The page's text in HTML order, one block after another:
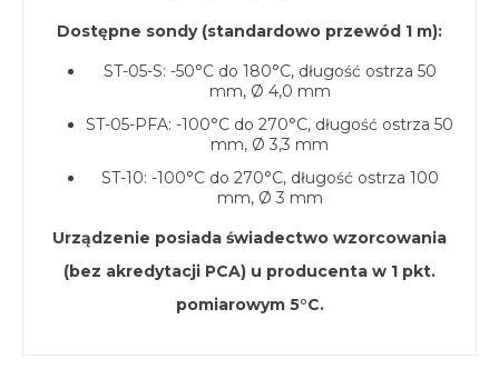
Dostępne sondy (standardowo przewód 1 m):
ST-05-S: -50°C do 180°C, długość ostrza 50
mm, Ø 4,0 mm
ST-05-PFA: -100°C do 270°C, długość ostrza 50
mm, Ø 3,3 mm
ST-10: -100°C do 270°C, długość ostrza 100
mm, Ø 3 mm
Urządzenie posiada świadectwo wzorcowania
(bez akredytacji PCA) u producenta w 1 pkt.
pomiarowym 5°C.